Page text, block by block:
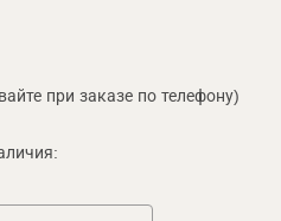
при заказе по телефону)